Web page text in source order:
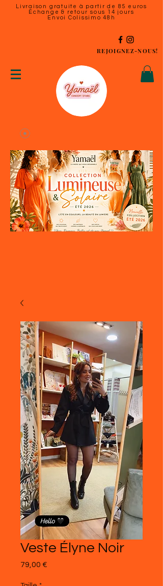
Livraison gratuite à partir de 85 euros
Échange & retour sous 14 jours
Envoi Colissimo 48h
REJOIGNEZ-NOUS!
Veste Élyne Noir
79,00 €